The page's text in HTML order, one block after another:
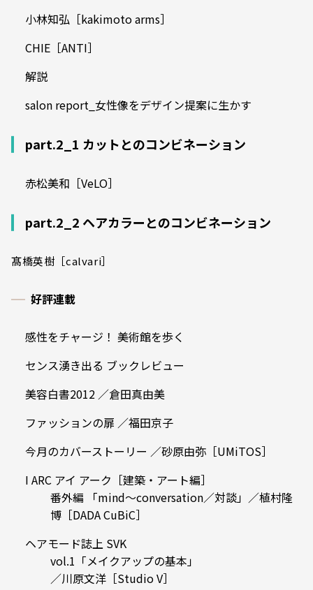
小林知弘［kakimoto arms］
CHIE［ANTI］
解説
salon report_女性像をデザイン提案に生かす
part.2_1 カットとのコンビネーション
赤松美和［VeLO］
part.2_2 ヘアカラーとのコンビネーション
髙橋英樹［calvari］
好評連載
感性をチャージ！ 美術館を歩く
センス湧き出る ブックレビュー
美容白書2012 ／倉田真由美
ファッションの扉 ／福田京子
今月のカバーストーリー ／砂原由弥［UMiTOS］
I ARC アイ アーク［建築・アート編］
番外編 「mind～conversation／対談」／植村隆
博［DADA CuBiC］
ヘアモード誌上 SVK
vol.1「メイクアップの基本」
／川原文洋［Studio V］